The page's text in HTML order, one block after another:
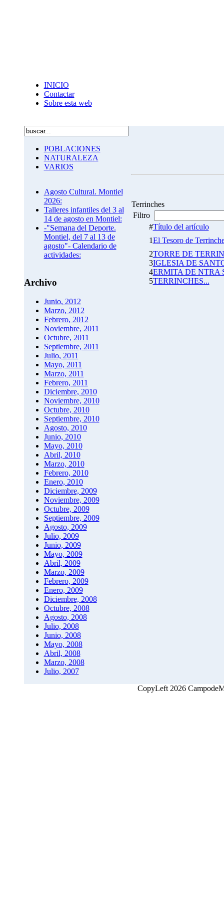
INICIO
Contactar
Sobre esta web
POBLACIONES
NATURALEZA
VARIOS
Agosto Cultural. Montiel
2026:
Talleres infantiles del 3 al
14 de agosto en Montiel:
-"Semana del Deporte.
Montiel, del 7 al 13 de
agosto"- Calendario de
actividades:
Archivo
Junio, 2012
Marzo, 2012
Febrero, 2012
Noviembre, 2011
Octubre, 2011
Septiembre, 2011
Julio, 2011
Mayo, 2011
Marzo, 2011
Febrero, 2011
Diciembre, 2010
Noviembre, 2010
Octubre, 2010
Septiembre, 2010
Agosto, 2010
Junio, 2010
Mayo, 2010
Abril, 2010
Marzo, 2010
Febrero, 2010
Enero, 2010
Diciembre, 2009
Noviembre, 2009
Octubre, 2009
Septiembre, 2009
Agosto, 2009
Julio, 2009
Junio, 2009
Mayo, 2009
Abril, 2009
Marzo, 2009
Febrero, 2009
Enero, 2009
Diciembre, 2008
Octubre, 2008
Agosto, 2008
Julio, 2008
Junio, 2008
Mayo, 2008
Abril, 2008
Marzo, 2008
Julio, 2007
Terrinches
Filtro
#Título del artículo
1El Tesoro de
2TORRE DE
3IGLESIA DE
4ERMITA DE NTRA
5TERRINCHES...
CopyLeft 2026